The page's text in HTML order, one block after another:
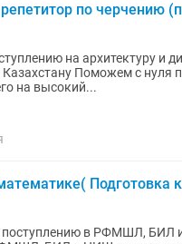
по черчению
на архитектуру и
к творческому экзамену и
на высокий...
математике(
в РФМШЛ, БИЛ и НИШ 📚 Открыт набор учеников на